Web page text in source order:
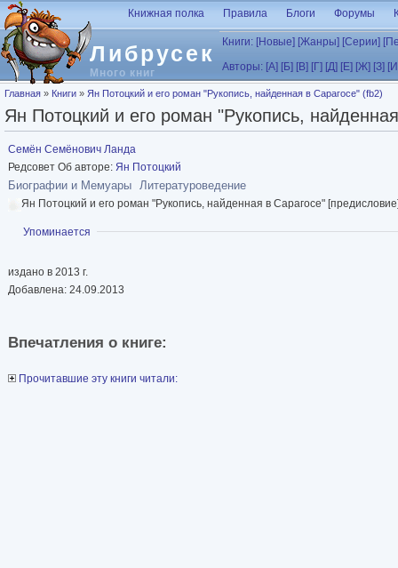
Перейти к основному содержанию
Либрусек
Много книг
Книжная полка Правила Блоги Форумы
Книги: [Новые] [Жанры] [Серии]
Авторы: [А] [Б] [В] [Г] [Д] [Е] [Ж] [З]
Вы здесь
Главная » Книги » Ян Потоцкий и его роман "Рукопись, найденная в Сарагосе" (fb2)
Ян Потоцкий и его роман "Рукопись,
Семён Семёнович Ланда
Редсовет Об авторе: Ян Потоцкий
Биографии и Мемуары Литературоведение
Ян Потоцкий и его роман "Рукопись, найденная в Сарагосе"
Показать
Упоминается
издано в 2013 г.
Добавлена: 24.09.2013
Впечатления о книге:
Прочитавшие эту книги читали: